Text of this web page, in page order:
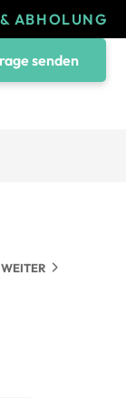
24/
senden
WEITER